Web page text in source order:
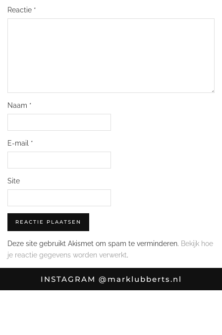
Reactie *
Naam *
E-mail *
Site
Deze site gebruikt Akismet om spam te verminderen. Bekijk hoe
je reactie gegevens worden verwerkt.
INSTAGRAM @marklubberts.nl